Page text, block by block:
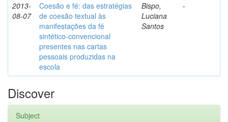
2013-
08-07
Coesão e fé: das estratégias
de coesão textual às
manifestações da fé
sintético-convencional
presentes nas cartas
pessoais produzidas na
escola
Bispo,
Luciana
Santos
-
Discover
Subject